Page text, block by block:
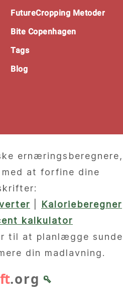
FutureCropping Metoder
Bite Copenhagen
Tags
Blog
ernæringsberegnere,
at forfine dine
Kalorieberegner
kalkulator
til at planlægge sunde
din madlavning.
.org 🥄